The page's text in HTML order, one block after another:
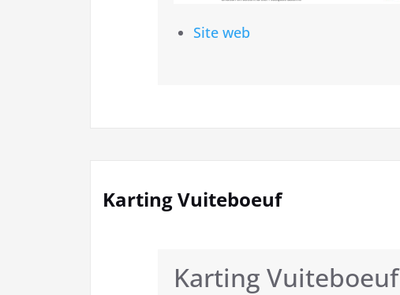
Site web
Karting Vuiteboeuf
Karting Vuiteboeuf